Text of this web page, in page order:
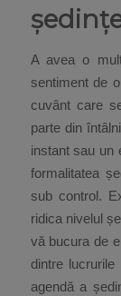
A avea o
sentiment de
cuvânt care
parte din
instant sau un
formalitatea
sub control.
ridica nivelul
vă bucura de
dintre
agendă a